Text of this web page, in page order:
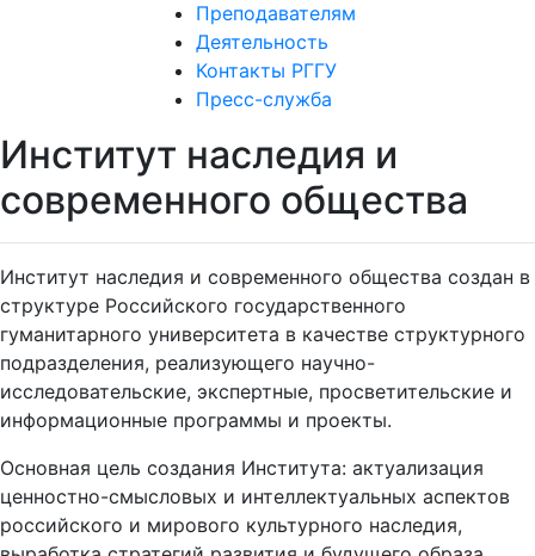
Преподавателям
Деятельность
Контакты РГГУ
Пресс-служба
Институт наследия и
современного общества
Институт наследия и современного общества создан в
структуре Российского государственного
гуманитарного университета в качестве структурного
подразделения, реализующего научно-
исследовательские, экспертные, просветительские и
информационные программы и проекты.
Основная цель создания Института: актуализация
ценностно-смысловых и интеллектуальных аспектов
российского и мирового культурного наследия,